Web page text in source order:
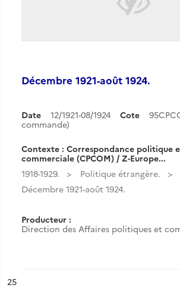
Décembre 1921-août 1924.
Date 12/1921-08/1924 Cote
commande)
Contexte : Correspondance politique
commerciale (CPCOM) / Z-Europe...
1918-1929.
Politique étrangère.
Décembre 1921-août 1924.
Producteur :
Direction des Affaires politiques et
n°
25